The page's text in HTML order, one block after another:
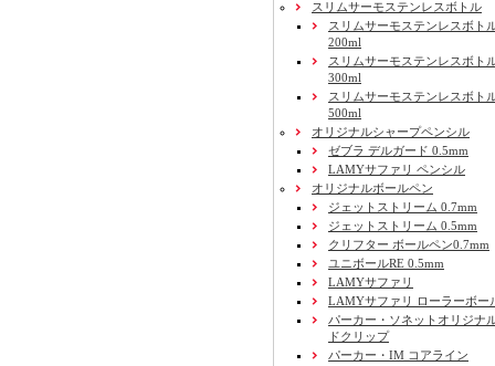
スリムサーモステンレスボトル
スリムサーモステンレスボト
200ml
スリムサーモステンレスボト
300ml
スリムサーモステンレスボト
500ml
オリジナルシャープペンシル
ゼブラ デルガード 0.5mm
LAMYサファリ ペンシル
オリジナルボールペン
ジェットストリーム 0.7mm
ジェットストリーム 0.5mm
クリフター ボールペン0.7mm
ユニボールRE 0.5mm
LAMYサファリ
LAMYサファリ ローラーボー
パーカー・ソネットオリジナ
ドクリップ
パーカー・IM コアライン